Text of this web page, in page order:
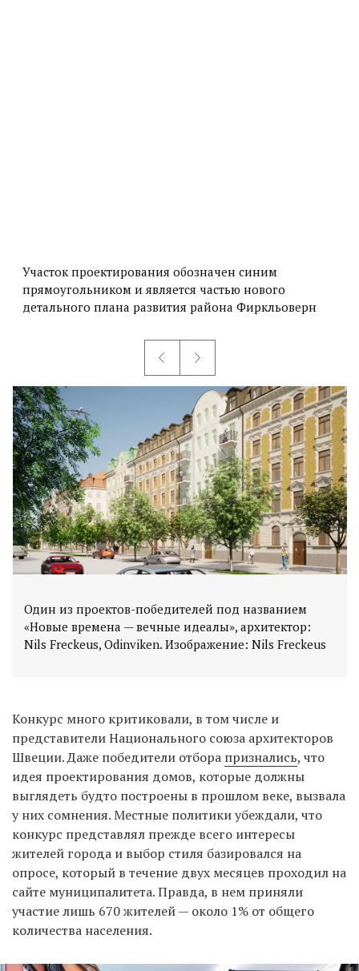
Участок проектирования обозначен синим
прямоугольником и является частью нового
детального плана развития района Фиркльоверн
Один из проектов-победителей под названием
«Новые времена — вечные идеалы», архитектор:
Nils Freckeus, Odinviken. Изображение: Nils Freckeus
Конкурс много критиковали, в том числе и
представители Национального союза архитекторов
Швеции. Даже победители отбора признались, что
идея проектирования домов, которые должны
выглядеть будто построены в прошлом веке, вызвала
у них сомнения. Местные политики убеждали, что
конкурс представлял прежде всего интересы
жителей города и выбор стиля базировался на
опросе, который в течение двух месяцев проходил на
сайте муниципалитета. Правда, в нем приняли
участие лишь 670 жителей — около 1% от общего
количества населения.